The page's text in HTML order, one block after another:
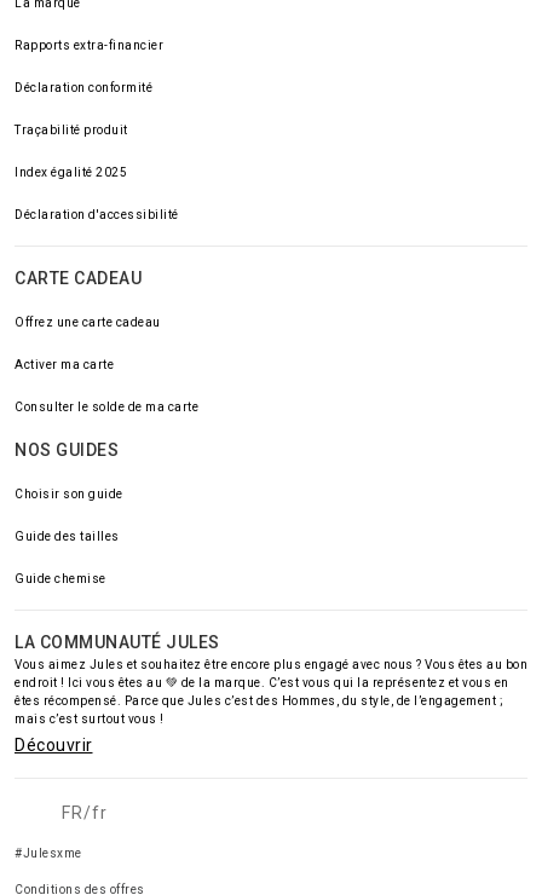
La marque
Rapports extra-financier
Déclaration conformité
Traçabilité produit
Index égalité 2025
Déclaration d'accessibilité
CARTE CADEAU
Offrez une carte cadeau
Activer ma carte
Consulter le solde de ma carte
NOS GUIDES
Choisir son guide
Guide des tailles
Guide chemise
LA COMMUNAUTÉ JULES
Vous aimez Jules et souhaitez être encore plus engagé avec nous ? Vous êtes au bon
endroit ! Ici vous êtes au 💚 de la marque. C’est vous qui la représentez et vous en
êtes récompensé. Parce que Jules c’est des Hommes, du style, de l’engagement ;
mais c’est surtout vous !
Découvrir
FR/fr
#Julesxme
Conditions des offres